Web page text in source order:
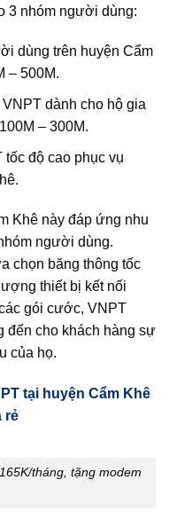
3 nhóm người dùng:
dùng trên huyện Cẩm
– 500M.
dành cho hộ gia
– 300M.
độ cao phục vụ
Khê này đáp ứng nhu
người dùng.
chọn băng thông tốc
thiết bị kết nối
gói cước, VNPT
đến cho khách hàng sự
của họ.
tại huyện Cẩm Khê
rẻ
tháng, tặng modem